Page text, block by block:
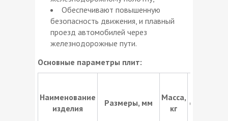
Обеспечивают повышенную
безопасность движения, и плавный
проезд автомобилей через
железнодорожные пути.
Основные параметры плит:
Наименование
изделия
Размеры, мм
Масса,
кг